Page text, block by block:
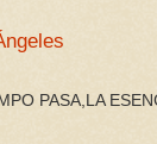
PASA,LA